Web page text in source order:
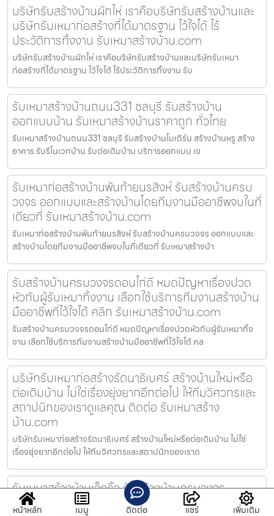
บริษัทรับสร้างบ้านผักไห่ เราคือบริษัทรับสร้างบ้านและ
บริษัทรับเหมาก่อสร้างที่ได้มาตรฐาน ไว้ใจได้ ไร้
ประวัติการทิ้งงาน รับเหมาสร้างบ้าน.com
บริษัทรับสร้างบ้านผักไห่ เราคือบริษัทรับสร้างบ้านและบริษัทรับเหมา
ก่อสร้างที่ได้มาตรฐาน ไว้ใจได้ ไร้ประวัติการทิ้งงาน รับ
รับเหมาสร้างบ้านถนน331 ชลบุรี รับสร้างบ้าน
ออกแบบบ้าน รับเหมาสร้างบ้านราคาถูก ทั่วไทย
รับเหมาสร้างบ้านถนน331 ชลบุรี รับสร้างบ้านโมเดิร์น สร้างบ้านหรู สร้าง
อาคาร รับรีโนเวทบ้าน รับต่อเติมบ้าน บริการออกแบบ เข
รับเหมาก่อสร้างบ้านพันท้ายนรสิงห์ รับสร้างบ้านครบ
วงจร ออกแบบและสร้างบ้านโดยทีมงานมืออาชีพจบในที่
เดียวที่ รับเหมาสร้างบ้าน.com
รับเหมาก่อสร้างบ้านพันท้ายนรสิงห์ รับสร้างบ้านครบวงจร ออกแบบและ
สร้างบ้านโดยทีมงานมืออาชีพจบในที่เดียวที่ รับเหมาสร้างบ้า
รับสร้างบ้านครบวงจรดอนไก่ดี หมดปัญหาเรื่องปวด
หัวกับผู้รับเหมาทิ้งงาน เลือกใช้บริการทีมงานสร้างบ้าน
มืออาชีพที่ไว้ใจได้ คลิก รับเหมาสร้างบ้าน.com
รับสร้างบ้านครบวงจรดอนไก่ดี หมดปัญหาเรื่องปวดหัวกับผู้รับเหมาทิ้ง
งาน เลือกใช้บริการทีมงานสร้างบ้านมืออาชีพที่ไว้ใจได้ คล
บริษัทรับเหมาก่อสร้างรัตนาธิเบศร์ สร้างบ้านใหม่หรือ
ต่อเติมบ้าน ไม่ใช่เรื่องยุ่งยากอีกต่อไป ให้ทีมวิศวกรและ
สถาปนิกของเราดูแลคุณ ติดต่อ รับเหมาสร้าง
บ้าน.com
บริษัทรับเหมาก่อสร้างรัตนาธิเบศร์ สร้างบ้านใหม่หรือต่อเติมบ้าน ไม่ใช่
เรื่องยุ่งยากอีกต่อไป ให้ทีมวิศวกรและสถาปนิกของเราด
รับเหมาสร้างบ้านเจ็ดริ้ว รับสร้างบ้านครบวงจร
ออกแบบและสร้างบ้านโดยทีมงานมืออาชีพจบในที่เดียว
หน้าหลัก เมนู ติดต่อ แชร์ เพิ่มเติม